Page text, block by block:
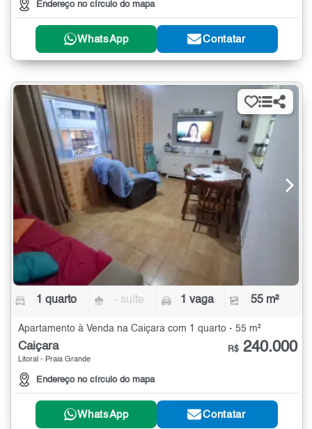
Endereço no círculo do mapa
WhatsApp Contatar
1 quarto - suíte 1 vaga 55 m²
Apartamento à Venda na Caiçara com 1 quarto - 55 m²
Caiçara
Litoral - Praia Grande
Endereço no círculo do mapa
R$ 240.000
WhatsApp Contatar